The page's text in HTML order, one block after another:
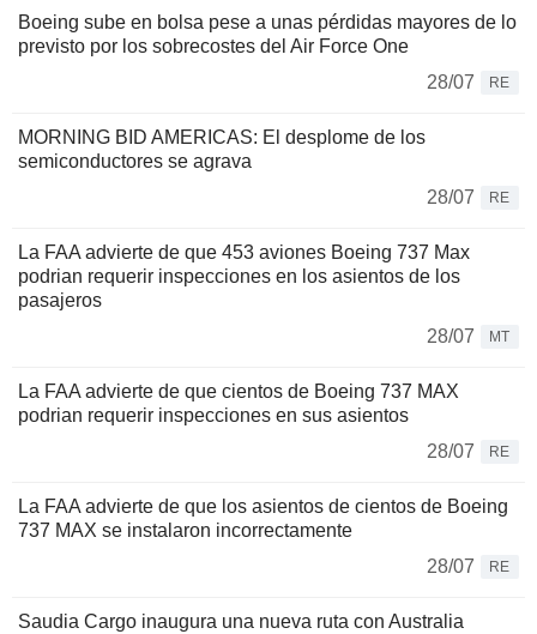
Boeing sube en bolsa pese a unas pérdidas mayores de lo
previsto por los sobrecostes del Air Force One
28/07
RE
MORNING BID AMERICAS: El desplome de los
semiconductores se agrava
28/07
RE
La FAA advierte de que 453 aviones Boeing 737 Max
podrian requerir inspecciones en los asientos de los
pasajeros
28/07
MT
La FAA advierte de que cientos de Boeing 737 MAX
podrian requerir inspecciones en sus asientos
28/07
RE
La FAA advierte de que los asientos de cientos de Boeing
737 MAX se instalaron incorrectamente
28/07
RE
Saudia Cargo inaugura una nueva ruta con Australia